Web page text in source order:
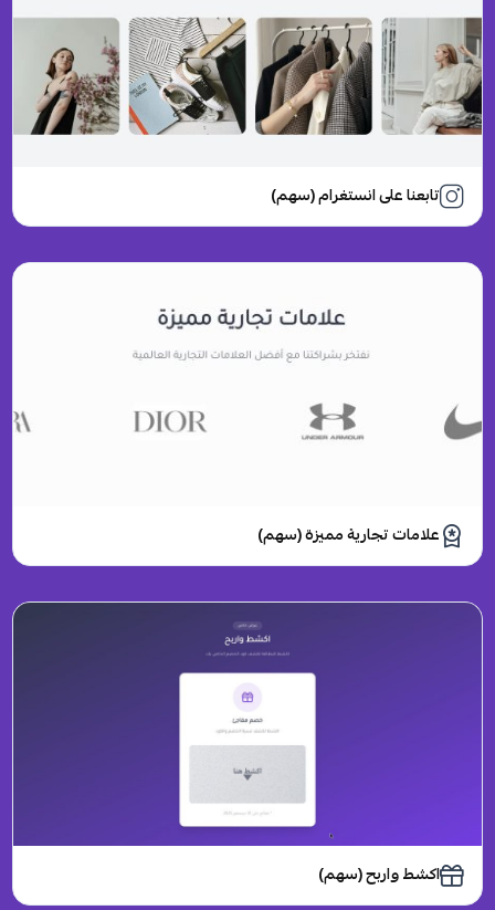
تابعنا على انستغرام (سهم)
علامات تجارية مميزة (سهم)
اكشط واربح (سهم)